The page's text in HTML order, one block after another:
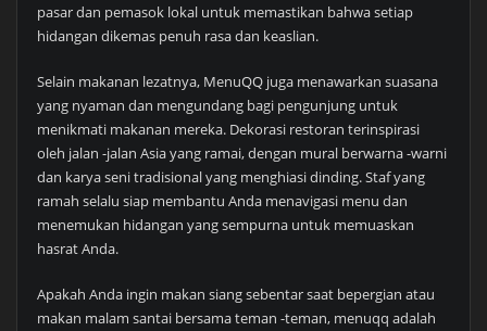
pasar dan pemasok lokal untuk memastikan bahwa setiap
hidangan dikemas penuh rasa dan keaslian.
Selain makanan lezatnya, MenuQQ juga menawarkan suasana
yang nyaman dan mengundang bagi pengunjung untuk
menikmati makanan mereka. Dekorasi restoran terinspirasi
oleh jalan -jalan Asia yang ramai, dengan mural berwarna -warni
dan karya seni tradisional yang menghiasi dinding. Staf yang
ramah selalu siap membantu Anda menavigasi menu dan
menemukan hidangan yang sempurna untuk memuaskan
hasrat Anda.
Apakah Anda ingin makan siang sebentar saat bepergian atau
makan malam santai bersama teman -teman, menuqq adalah